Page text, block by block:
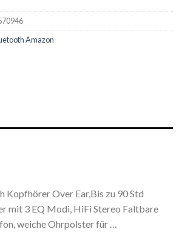
Amazon
Kopfhörer Over Ear,Bis zu 90 Std
mit 3 EQ Modi, HiFi Stereo Faltbare
weiche Ohrpolster für …